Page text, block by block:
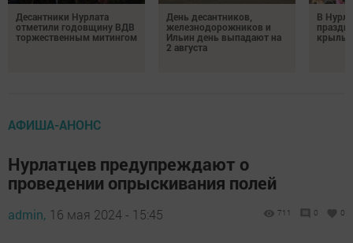
Десантники Нурлата
отметили годовщину ВДВ
торжественным митингом
День десантников,
железнодорожников и
Ильин день выпадают на
2 августа
В
АФИША-АНОНС
Нурлатцев предупреждают о
проведении опрыскивания полей
admin, 16 мая 2024 - 15:45 711 0 0